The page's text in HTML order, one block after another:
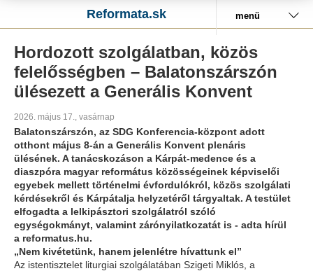
Reformata.sk menü
Hordozott szolgálatban, közös
felelősségben – Balatonszárszón
ülésezett a Generális Konvent
2026. május 17., vasárnap
Balatonszárszón, az SDG Konferencia-központ adott
otthont május 8-án a Generális Konvent plenáris
ülésének. A tanácskozáson a Kárpát-medence és a
diaszpóra magyar református közösségeinek képviselői
egyebek mellett történelmi évfordulókról, közös szolgálati
kérdésekről és Kárpátalja helyzetéről tárgyaltak. A testület
elfogadta a lelkipásztori szolgálatról szóló
egységokmányt, valamint zárónyilatkozatát is - adta hírül
a reformatus.hu.
„Nem kivétetünk, hanem jelenlétre hívattunk el”
Az istentisztelet liturgiai szolgálatában Szigeti Miklós, a